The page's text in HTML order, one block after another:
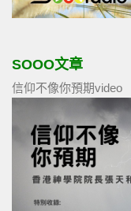
SOOO文章
信仰不像你預期video